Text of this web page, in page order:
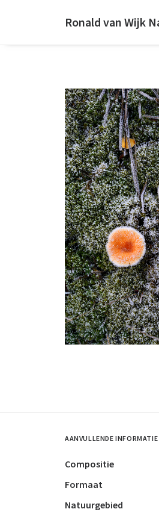
Ronald van Wijk
AANVULLENDE INFORMATIE
Compositie
Formaat
Natuurgebied